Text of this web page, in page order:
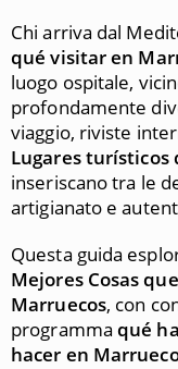
Chi arriva dal
qué visitar en
luogo ospitale,
profondamente
viaggio, riviste
Lugares turísticos
inseriscano tra le
artigianato e
Questa guida
Mejores Cosas
Marruecos, con
programma qué
hacer en